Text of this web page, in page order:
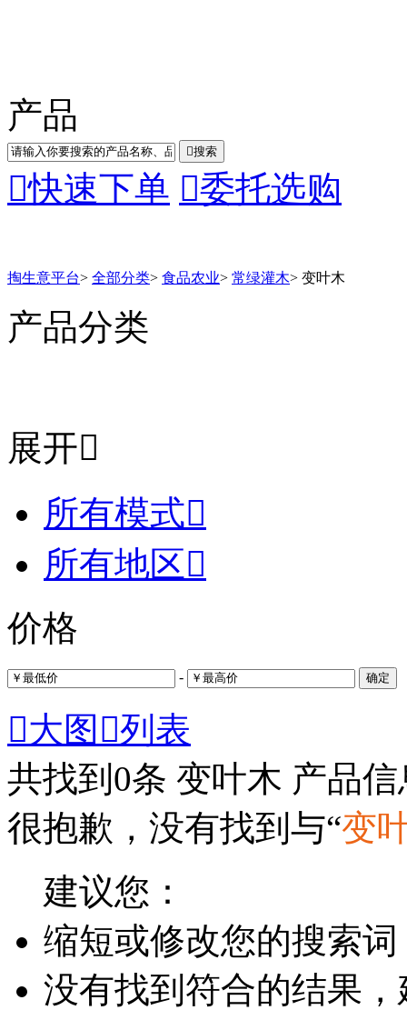
产品
搜索
快速下单 委托选购
掏生意平台> 全部分类> 食品农业> 常绿灌木> 变叶木
产品分类
展开
所有模式
所有地区
价格
- 确定
大图 列表
共找到 0条 变叶木 产品信
很抱歉，没有找到与“变
建议您：
缩短或修改您的搜索
没有找到符合的结果